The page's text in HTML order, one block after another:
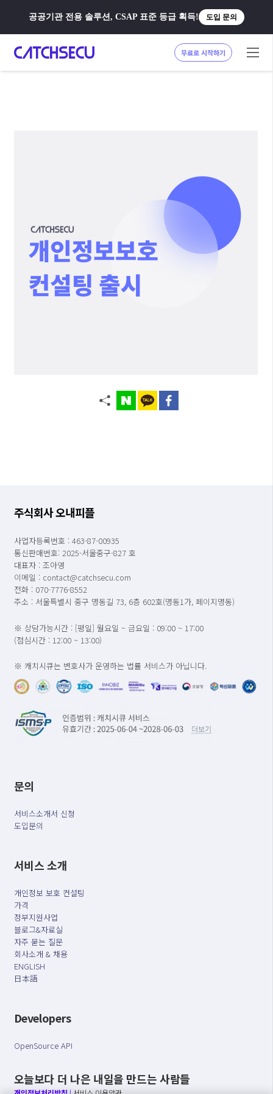
공공기관 전용 솔루션, CSAP 표준 등급 획득! 도입 문의
무료로 시작하기
주식회사 오내피플
사업자등록번호 : 463-87-00935
통신판매번호: 2025-서울중구-827 호
대표자 : 조아영
이메일 : contact@catchsecu.com
전화 : 070-7776-8552
주소 : 서울특별시 중구 명동길 73, 6층 602호(명동1가, 페이지명동)
※ 상담가능시간 : [평일] 월요일 ~ 금요일 : 09:00 ~ 17:00
(점심시간 : 12:00 ~ 13:00)
※ 캐치시큐는 변호사가 운영하는 법률 서비스가 아닙니다.
문의
서비스소개서 신청
도입문의
서비스 소개
개인정보 보호 컨설팅
가격
정부지원사업
블로그&자료실
자주 묻는 질문
회사소개 & 채용
ENGLISH
日本語
Developers
OpenSource API
오늘보다 더 나은 내일을 만드는 사람들